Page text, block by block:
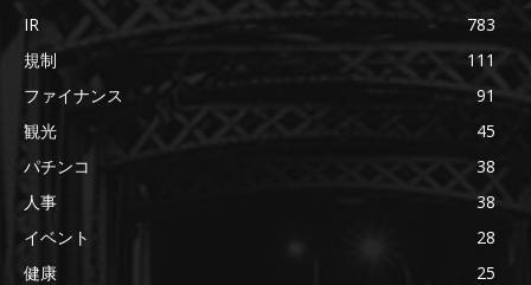
IR
783
規制
111
ファイナンス
91
観光
45
パチンコ
38
人事
38
イベント
28
健康
25